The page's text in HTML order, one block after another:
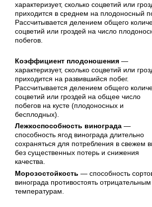
характеризует, сколько соцветий или
приходится в среднем на плодоносный
Рассчитывается делением общего
соцветий или гроздей на число
побегов.
Коэффициент плодоношения —
характеризует, сколько соцветий или
приходится на развившийся побег.
Рассчитывается делением общего
соцветий или гроздей на общее число
побегов на кусте (плодоносных и
бесплодных).
Лежкоспособность винограда —
способность ягод винограда длительно
сохраняться для потребления в свежем
без существенных потерь и снижения
качества.
Морозостойкость — способность
винограда противостоять отрицательным
температурам.